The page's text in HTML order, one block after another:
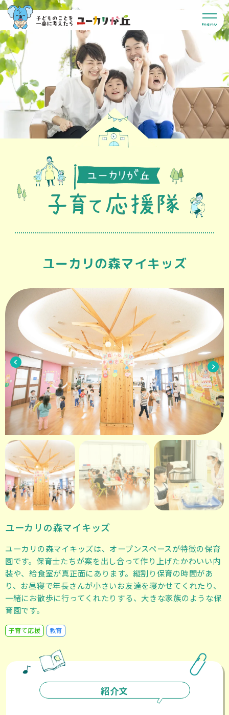
ユーカリの森マイキッズ
ユーカリの森マイキッズ
ユーカリの森マイキッズは、オープンスペースが特徴の保育
園です。保育士たちが案を出し合って作り上げたかわいい内
装や、給食室が真正面にあります。縦割り保育の時間があ
り、お昼寝で年長さんが小さいお友達を寝かせてくれたり、
一緒にお散歩に行ってくれたりする、大きな家族のような保
育園です。
子育て応援 教育
紹介文